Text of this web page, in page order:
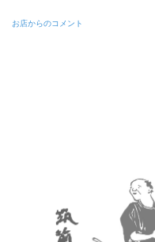
当店の茶油は、さっぱりとし
で、その風味からマヨネーズ
また、優れた保湿効果で肌や
お店からのコメント